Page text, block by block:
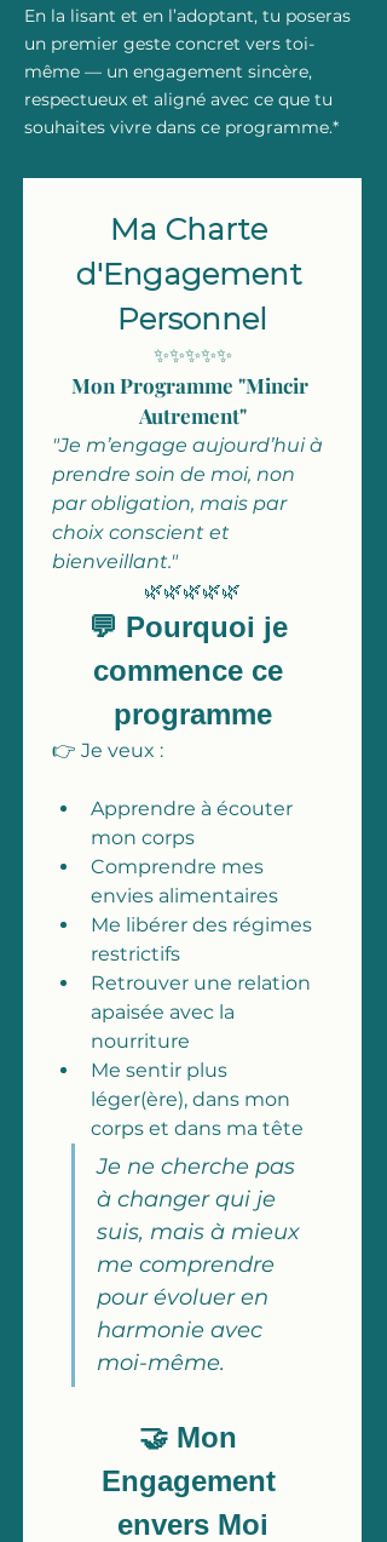
En la lisant et en l’adoptant, tu poseras
un premier geste concret vers toi-
même — un engagement sincère,
respectueux et aligné avec ce que tu
souhaites vivre dans ce programme.*
Ma Charte
d'Engagement
Personnel
✨✨✨✨✨
Mon Programme "Mincir
Autrement"
"Je m’engage aujourd’hui à
prendre soin de moi, non
par obligation, mais par
choix conscient et
bienveillant."
🌿🌿🌿🌿🌿
💬 Pourquoi je
commence ce
programme
👉 Je veux :
Apprendre à écouter
mon corps
Comprendre mes
envies alimentaires
Me libérer des régimes
restrictifs
Retrouver une relation
apaisée avec la
nourriture
Me sentir plus
léger(ère), dans mon
corps et dans ma tête
Je ne cherche pas
à changer qui je
suis, mais à mieux
me comprendre
pour évoluer en
harmonie avec
moi-même.
🤝 Mon
Engagement
envers Moi